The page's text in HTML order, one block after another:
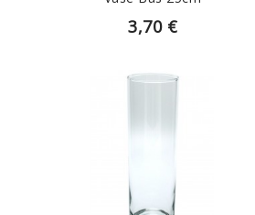
3,70 €
EN SAVOIR PLUS